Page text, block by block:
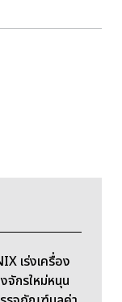
เร่งเครื่อง
จักรใหม่หนุน